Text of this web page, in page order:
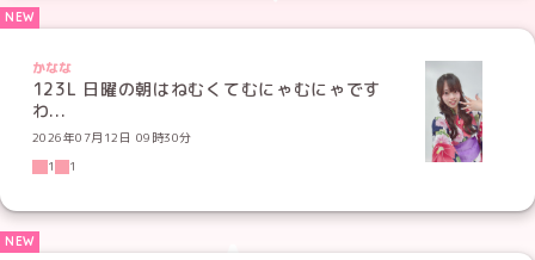
かなな
123L 日曜の朝はねむくてむにゃむにゃです
わ...
2026年07月12日 09時30分
1
1